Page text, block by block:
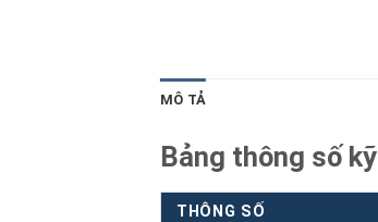
MÔ TẢ
Bảng thông số
THÔNG SỐ